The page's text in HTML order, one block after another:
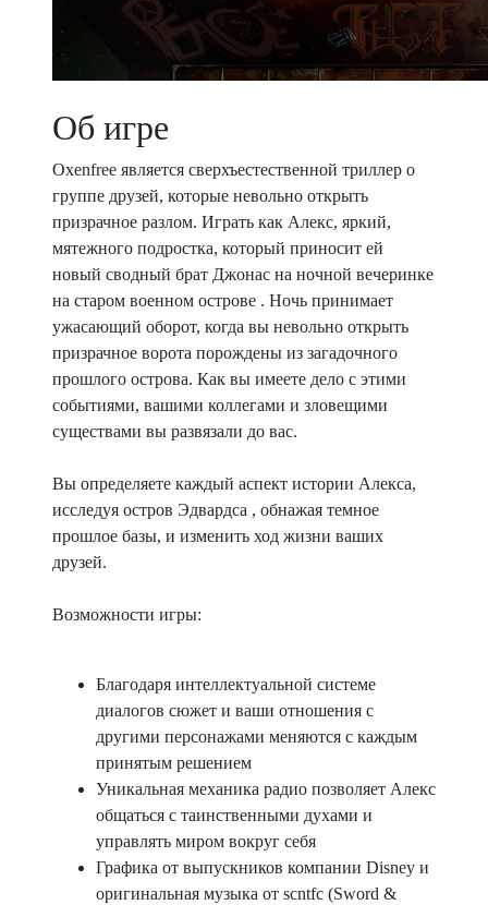
Об игре
Oxenfree является сверхъестественной триллер о
группе друзей, которые невольно открыть
призрачное разлом. Играть как Алекс, яркий,
мятежного подростка, который приносит ей
новый сводный брат Джонас на ночной вечеринке
на старом военном острове . Ночь принимает
ужасающий оборот, когда вы невольно открыть
призрачное ворота порождены из загадочного
прошлого острова. Как вы имеете дело с этими
событиями, вашими коллегами и зловещими
существами вы развязали до вас.
Вы определяете каждый аспект истории Алекса,
исследуя остров Эдвардса , обнажая темное
прошлое базы, и изменить ход жизни ваших
друзей.
Возможности игры:
Благодаря интеллектуальной системе
диалогов сюжет и ваши отношения с
другими персонажами меняются с каждым
принятым решением
Уникальная механика радио позволяет Алекс
общаться с таинственными духами и
управлять миром вокруг себя
Графика от выпускников компании Disney и
оригинальная музыка от scntfc (Sword &